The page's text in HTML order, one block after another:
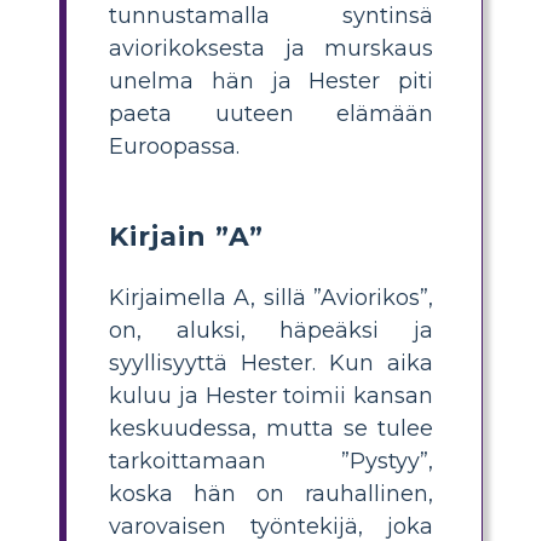
tunnustamalla syntinsä
aviorikoksesta ja murskaus
unelma hän ja Hester piti
paeta uuteen elämään
Euroopassa.
Kirjain ”A”
Kirjaimella A, sillä ”Aviorikos”,
on, aluksi, häpeäksi ja
syyllisyyttä Hester. Kun aika
kuluu ja Hester toimii kansan
keskuudessa, mutta se tulee
tarkoittamaan ”Pystyy”,
koska hän on rauhallinen,
varovaisen työntekijä, joka